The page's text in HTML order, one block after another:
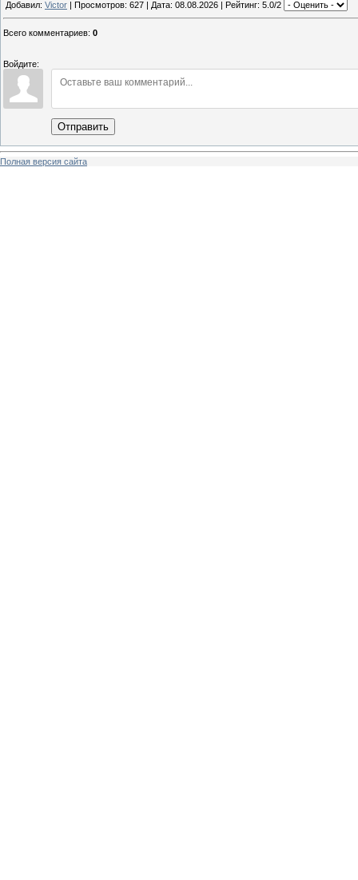
Добавил: Victor | Просмотров: 627 | Дата: 08.08.2026 | Рейтинг: 5.0/2
Всего комментариев: 0
Войдите:
Отправить
Полная версия сайта